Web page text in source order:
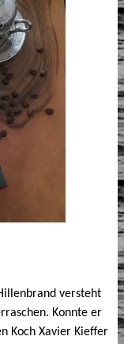
versteht
Konnte er
Koch Xavier Kieffer